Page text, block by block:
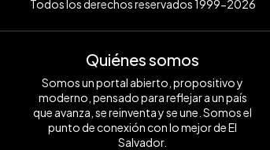
Todos los derechos reservados 1999-2026
Quiénes somos
Somos un portal abierto, propositivo y
moderno, pensado para reflejar a un país
que avanza, se reinventa y se une. Somos el
punto de conexión con lo mejor de El
Salvador.